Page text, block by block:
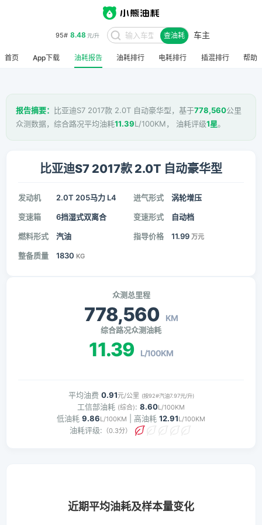
95# 8.48 元/升 查油耗 车主
首页 App下载 油耗报告 油耗排行 电耗排行 插混排行 帮助
报告摘要： 比亚迪S7 2017款 2.0T 自动豪华型，基于778,560公里
众测数据，综合路况平均油耗11.39L/100KM， 油耗评级1星。
比亚迪S7 2017款 2.0T 自动豪华型
发动机 2.0T 205马力 L4 进气形式 涡轮增压
变速箱 6挡湿式双离合 变速形式 自动档
燃料形式 汽油 指导价格 11.99 万元
整备质量 1830 KG
众测总里程
778,560 KM
综合路况众测油耗
11.39 L/100KM
平均油费 0.91元/公里 (按92#汽油7.97元/升)
工信部油耗 (综合): 8.60L/100KM
低油耗 9.86L/100KM | 高油耗 12.91L/100KM
油耗评级: （0.3分）